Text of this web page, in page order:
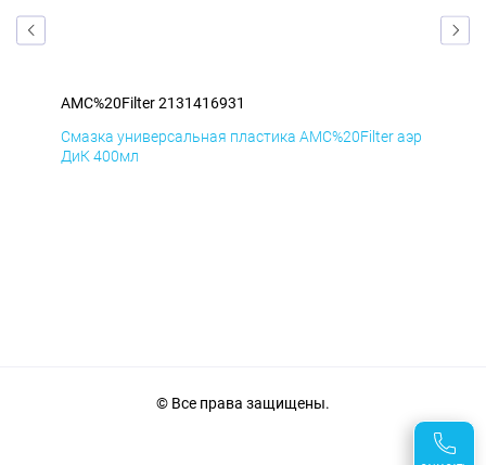
AMC%20Filter 2131416931
Смазка универсальная пластика AMC%20Filter аэр
ДиК 400мл
© Все права защищены.